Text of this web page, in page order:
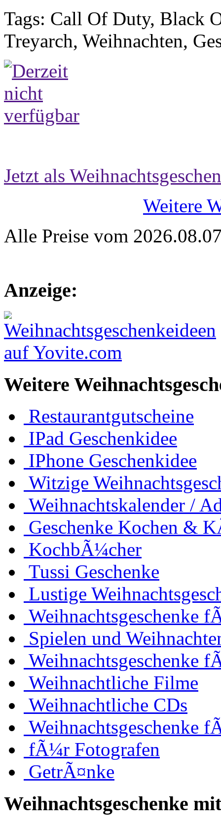
Tags: Call Of Duty, Black
Treyarch, Weihnachten,
Jetzt als
Weitere
Alle Preise vom
Anzeige:
Weitere
Restaurantgutscheine
IPad Geschenkidee
IPhone Geschenkidee
Witzige
Weihnachtskalender /
Geschenke Kochen &
KochbÃ¼cher
Tussi Geschenke
Lustige
Weihnachtsgeschenke
Spielen und
Weihnachtsgeschenke
Weihnachtliche Filme
Weihnachtliche CDs
Weihnachtsgeschenke
fÃ¼r Fotografen
GetrÃ¤nke
Weihnachtsgeschenke